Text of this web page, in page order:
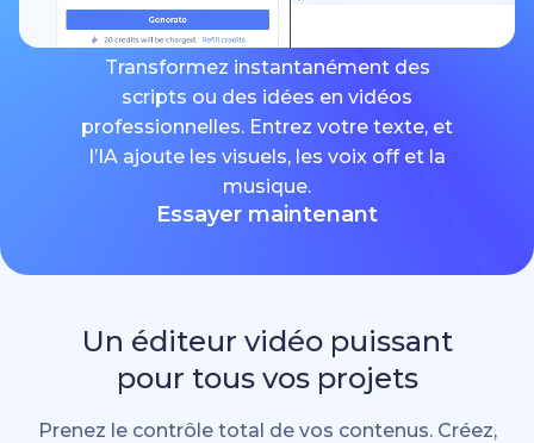
Transformez instantanément des
scripts ou des idées en vidéos
professionnelles. Entrez votre texte, et
l’IA ajoute les visuels, les voix off et la
musique.
Essayer maintenant
Un éditeur vidéo puissant
pour tous vos projets
Prenez le contrôle total de vos contenus. Créez,